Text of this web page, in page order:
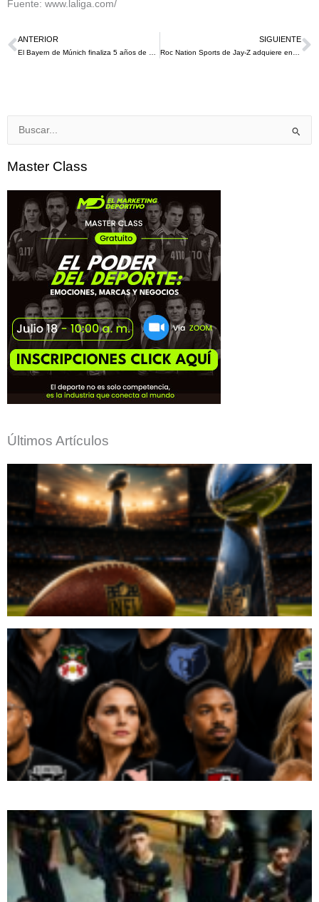
Fuente: www.laliga.com/
Ant
ANTERIOR
El Bayern de Múnich finaliza 5 años de acuerdo con Qatar Airways después de la presión de los fanáticos￼
SIGUIENTE
Roc Nation Sports de Jay-Z adquiere en este 2023 la agencia brasileña de fútbol TFM
Buscar
Master Class
Últimos Artículos